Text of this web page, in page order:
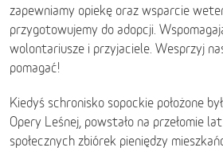
zapewniamy opiekę oraz wsparcie
przygotowujemy do adopcji.
wolontariusze i przyjaciele. Wesprzyj
pomagać!
Kiedyś schronisko sopockie położone
Opery Leśnej, powstało na przełomie
społecznych zbiórek pieniędzy